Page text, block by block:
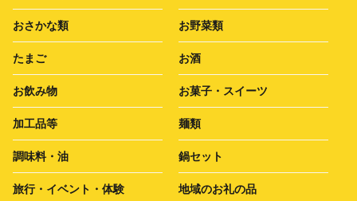
おさかな類 お野菜類
たまご お酒
お飲み物 お菓子・スイーツ
加工品等 麺類
調味料・油 鍋セット
旅行・イベント・体験 地域のお礼の品